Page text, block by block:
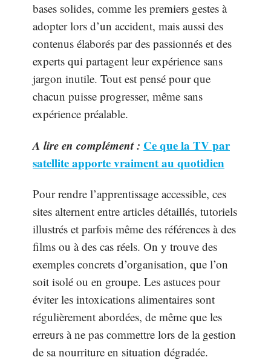
bases solides, comme les premiers gestes à
adopter lors d’un accident, mais aussi des
contenus élaborés par des passionnés et des
experts qui partagent leur expérience sans
jargon inutile. Tout est pensé pour que
chacun puisse progresser, même sans
expérience préalable.
A lire en complément : Ce que la TV par
satellite apporte vraiment au quotidien
Pour rendre l’apprentissage accessible, ces
sites alternent entre articles détaillés, tutoriels
illustrés et parfois même des références à des
films ou à des cas réels. On y trouve des
exemples concrets d’organisation, que l’on
soit isolé ou en groupe. Les astuces pour
éviter les intoxications alimentaires sont
régulièrement abordées, de même que les
erreurs à ne pas commettre lors de la gestion
de sa nourriture en situation dégradée.